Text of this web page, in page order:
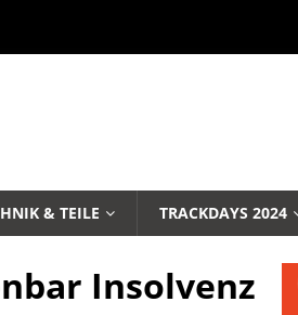
& TEILE TRACKDAYS 2024
Insolvenz